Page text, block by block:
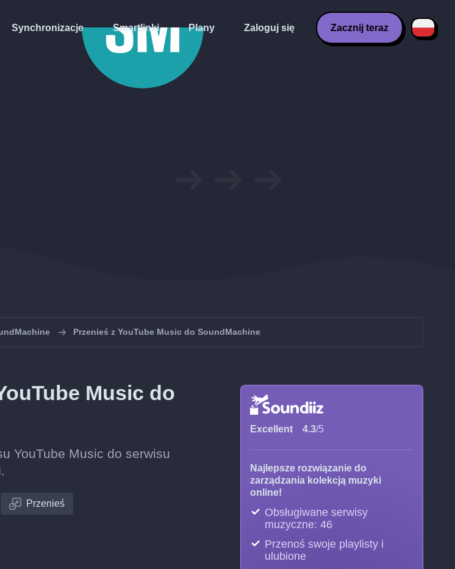
Synchronizacje Smartlinki Plany Zaloguj się Zacznij teraz
Przenieś z YouTube Music do SoundMachine
Music do
YouTube Music do serwisu
Przenieś
Excellent 4.3/5
Najlepsze rozwiązanie do
zarządzania kolekcją muzyki
online!
Obsługiwane serwisy
muzyczne: 46
Przenoś swoje playlisty i
ulubione